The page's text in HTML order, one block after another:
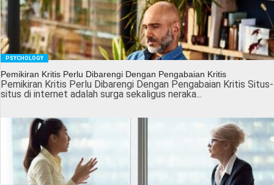
PSYCHOLOGY
Pemikiran Kritis Perlu Dibarengi Dengan Pengabaian Kritis
Pemikiran Kritis Perlu Dibarengi Dengan Pengabaian Kritis Situs-
situs di internet adalah surga sekaligus neraka...